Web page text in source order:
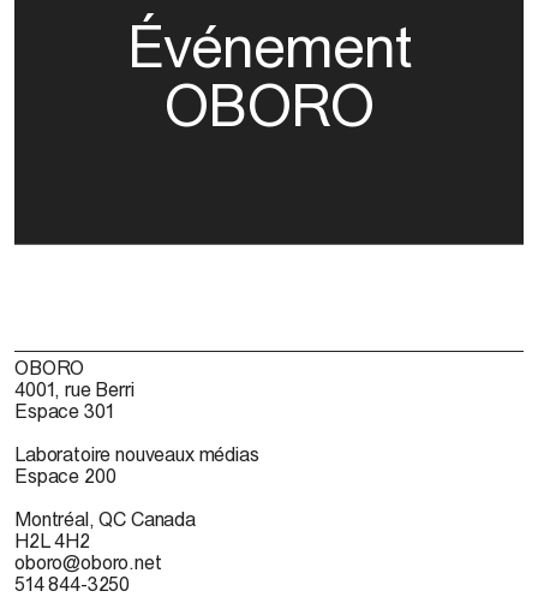
Événement
OBORO
OBORO
4001, rue Berri
Espace 301
Laboratoire nouveaux médias
Espace 200
Montréal, QC Canada
H2L 4H2
oboro@oboro.net
514 844-3250